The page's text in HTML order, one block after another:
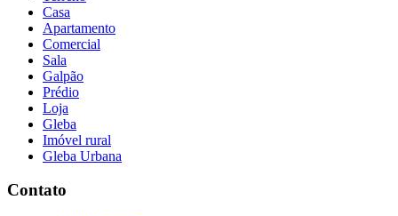
Casa
Apartamento
Comercial
Sala
Galpão
Prédio
Loja
Gleba
Imóvel rural
Gleba Urbana
Contato